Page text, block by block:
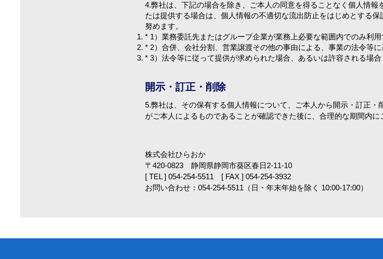
4.弊社は、下記の場合を除き、ご本人の同意を得ることなく個人情報
たは提供する場合は、個人情報の不適切な流出防止をはじめとする
努めます。
* 1）業務委託先またはグループ企業が業務上必要な範囲内でのみ利
* 2）合併、会社分割、営業譲渡その他の事由による、事業の法令等
* 3）法令等に従って提供が求められた場合、あるいは許容される場合
開示・訂正・削除
5.弊社は、その保有する個人情報について、ご本人から開示・訂正
がご本人によるものであることが確認できた後に、合理的な期間内に
株式会社ひらおか
〒420-0823 静岡県静岡市葵区春日2-11-10
[ TEL ] 054-254-5511 [ FAX ] 054-254-3932
お問い合わせ：054-254-5511（日・年末年始を除く 10:00-17:00）